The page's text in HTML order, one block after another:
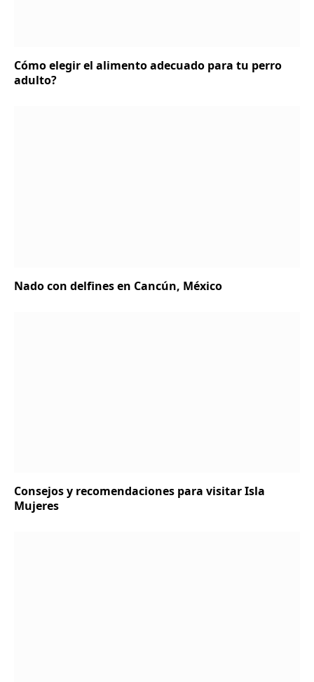
Cómo elegir el alimento adecuado para tu perro
adulto?
Nado con delfines en Cancún, México
Consejos y recomendaciones para visitar Isla
Mujeres